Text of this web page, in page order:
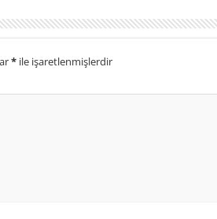
*ile işaretlenmişlerdir